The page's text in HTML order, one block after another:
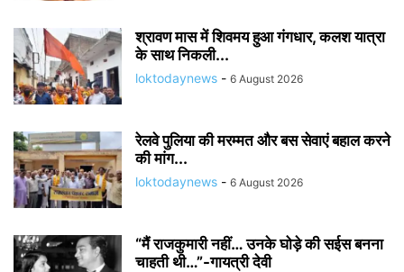
श्रावण मास में शिवमय हुआ गंगधार, कलश यात्रा
के साथ निकली...
loktodaynews - 6 August 2026
रेलवे पुलिया की मरम्मत और बस सेवाएं बहाल करने
की मांग...
loktodaynews - 6 August 2026
“मैं राजकुमारी नहीं… उनके घोड़े की सईस बनना
चाहती थी…”-गायत्री देवी